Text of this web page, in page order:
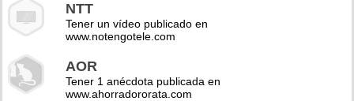
NTT
Tener un vídeo publicado en
www.notengotele.com
AOR
Tener 1 anécdota publicada en
www.ahorradororata.com